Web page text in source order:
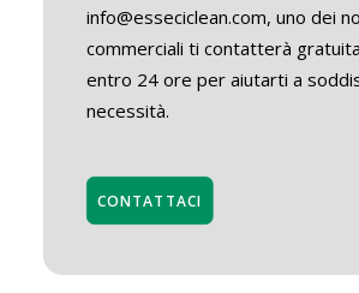
info@esseciclean.com, uno dei
commerciali ti contatterà
entro 24 ore per aiutarti a
necessità.
CONTATTACI